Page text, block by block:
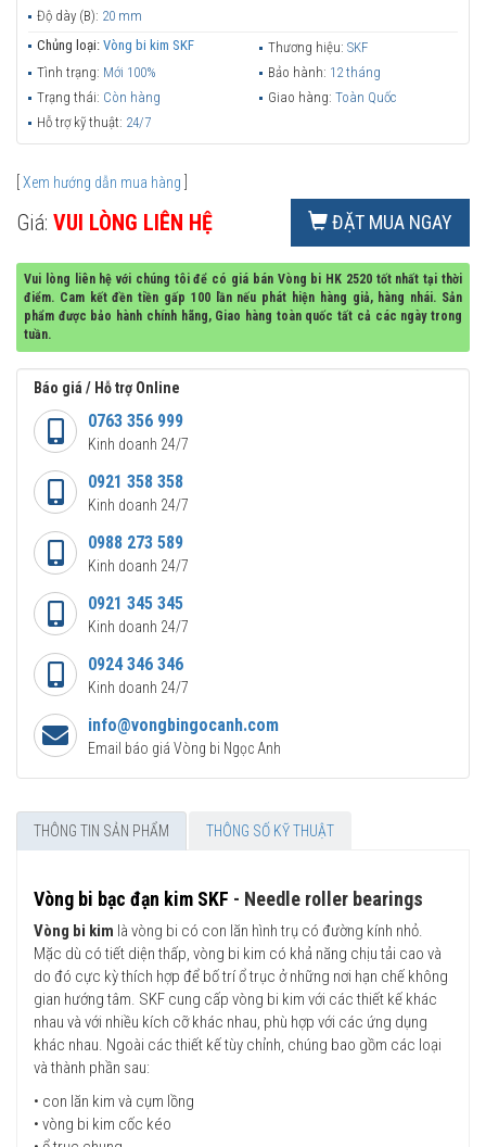
Độ dày (B): 20 mm
Chủng loại: Vòng bi kim SKF Thương hiệu: SKF
Tình trạng: Mới 100% Bảo hành: 12 tháng
Trạng thái: Còn hàng Giao hàng: Toàn Quốc
Hỗ trợ kỹ thuật: 24/7
Xem hướng dẫn mua hàng
Giá: VUI LÒNG LIÊN HỆ ĐẶT MUA NGAY
Vui lòng liên hệ với chúng tôi để có giá bán Vòng bi HK 2520 tốt nhất tại thời
điểm. Cam kết đền tiền gấp 100 lần nếu phát hiện hàng giả, hàng nhái. Sản
phẩm được bảo hành chính hãng, Giao hàng toàn quốc tất cả các ngày trong
tuần.
Báo giá / Hỗ trợ Online
0763 356 999
Kinh doanh 24/7
0921 358 358
Kinh doanh 24/7
0988 273 589
Kinh doanh 24/7
0921 345 345
Kinh doanh 24/7
0924 346 346
Kinh doanh 24/7
info@vongbingocanh.com
Email báo giá Vòng bi Ngọc Anh
THÔNG TIN SẢN PHẨM THÔNG SỐ KỸ THUẬT
Vòng bi bạc đạn kim SKF - Needle roller bearings
Vòng bi kim là vòng bi có con lăn hình trụ có đường kính nhỏ.
Mặc dù có tiết diện thấp, vòng bi kim có khả năng chịu tải cao và
do đó cực kỳ thích hợp để bố trí ổ trục ở những nơi hạn chế không
gian hướng tâm. SKF cung cấp vòng bi kim với các thiết kế khác
nhau và với nhiều kích cỡ khác nhau, phù hợp với các ứng dụng
khác nhau. Ngoài các thiết kế tùy chỉnh, chúng bao gồm các loại
và thành phần sau:
• con lăn kim và cụm lồng
• vòng bi kim cốc kéo